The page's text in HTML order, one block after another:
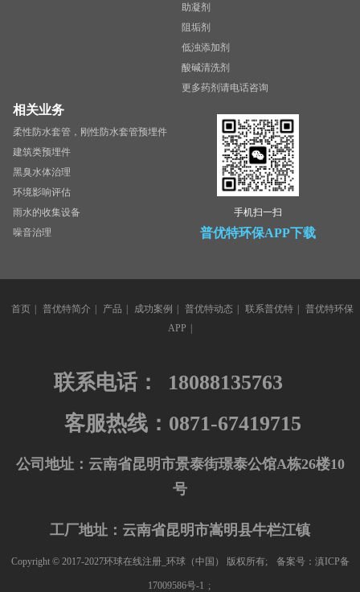
助凝剂
阻垢剂
低浊添加剂
酸碱清洗剂
更多药剂请电话咨询
相关业务
柔性防水套管，刚性防水套管预埋件
建筑类预埋件
黑臭水体治理
环境影响评估
雨水的收集设备
噪音治理
手机扫一扫
普优特环保APP下载
首页 | 普优特简介 | 产品 | 成功案例 | 普优特动态 | 联系普优特 | 普优特环保
APP |
联系电话：
18088135763
客服热线：0871-67419715
公司地址：云南省昆明市景泰街璟泰公馆A栋26楼10
号
工厂地址：云南省昆明市嵩明县牛栏江镇
Copyright © 2017-2027环球在线注册_环球（中国） 版权所有; 备案号：滇ICP备
17009586号-1 ;